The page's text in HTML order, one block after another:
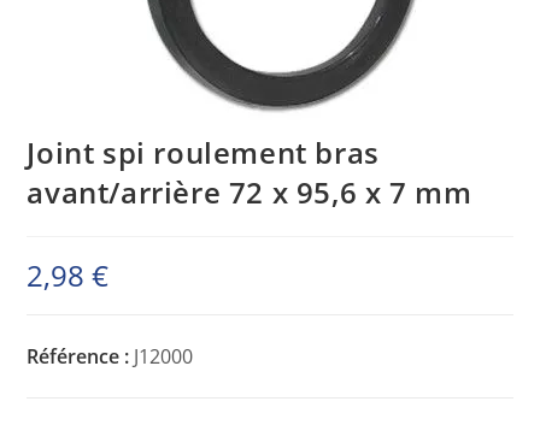
Joint spi roulement bras
avant/arrière 72 x 95,6 x 7 mm
2,98€
Référence : J12000